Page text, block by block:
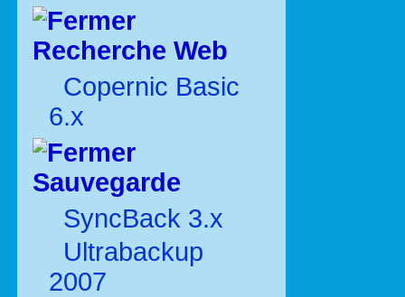
Recherche Web
Copernic Basic
6.x
Sauvegarde
SyncBack 3.x
Ultrabackup
2007